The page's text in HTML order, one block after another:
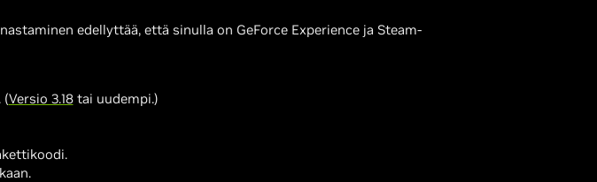
edellyttää, että sinulla on GeForce Experience ja Steam-
(Versio 3.18tai uudempi.)